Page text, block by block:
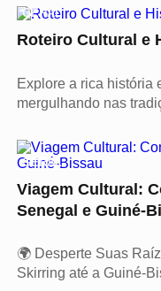
GERAL
Roteiro Cultural e
Explore a rica história
mergulhando nas
GERAL
Viagem Cultural:
Senegal e Guiné-
🌍 Desperte Suas
Skirring até a Guiné-